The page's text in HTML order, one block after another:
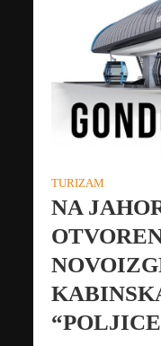
TURIZAM
NA